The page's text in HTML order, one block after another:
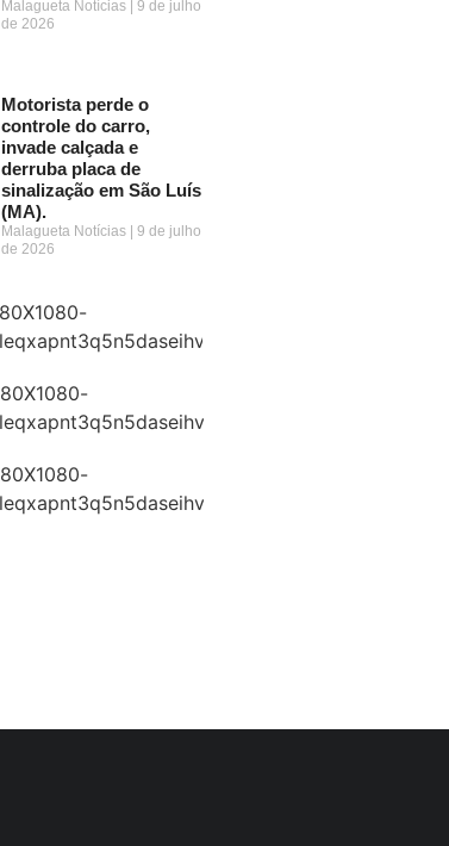
Malagueta Notícias
9 de julho
de 2026
Motorista perde o
controle do carro,
invade calçada e
derruba placa de
sinalização em São Luís
(MA).
Malagueta Notícias
9 de julho
de 2026